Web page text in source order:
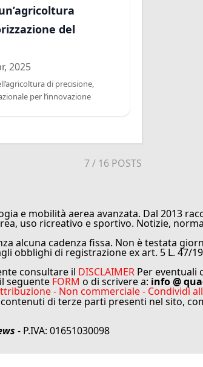
del
2025
di precisione,
per l’innovazione
7/ 16 POSTS
e mobilità aerea avanzata. Dal 2013
uso ricreativo e sportivo. Notizie,
alcuna cadenza fissa. Non è testata
obblighi di registrazione ex art. 5 L. 47/
consultare il DISCLAIMER Per eventuali
seguente FORM o di scrivere a: info @
- Non commerciale - Condividi
di terze parti presenti nel sito,
- P.IVA: 01651030098